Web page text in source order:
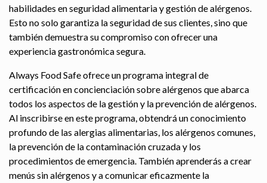
habilidades en seguridad alimentaria y gestión de alérgenos.
Esto no solo garantiza la seguridad de sus clientes, sino que
también demuestra su compromiso con ofrecer una
experiencia gastronómica segura.
Always Food Safe ofrece un programa integral de
certificación en concienciación sobre alérgenos que abarca
todos los aspectos de la gestión y la prevención de alérgenos.
Al inscribirse en este programa, obtendrá un conocimiento
profundo de las alergias alimentarias, los alérgenos comunes,
la prevención de la contaminación cruzada y los
procedimientos de emergencia. También aprenderás a crear
menús sin alérgenos y a comunicar eficazmente la